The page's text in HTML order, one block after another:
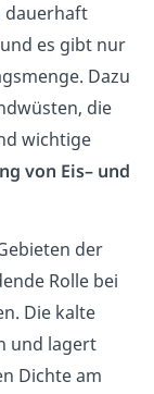
dauerhaft
es gibt nur
Dazu
die
wichtige
von Eis– und
der
Rolle bei
Die kalte
und lagert
Dichte am